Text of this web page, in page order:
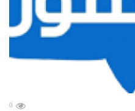
0